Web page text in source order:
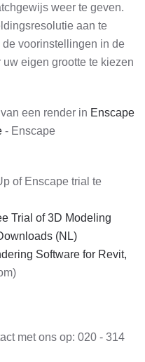
weer te geven.
aan te
voorinstellingen in de
eigen grootte te kiezen
een render in Enscape
- Enscape
of Enscape trial te
Trial of 3D Modeling
(NL)
Software for Revit,
met ons op: 020 - 314